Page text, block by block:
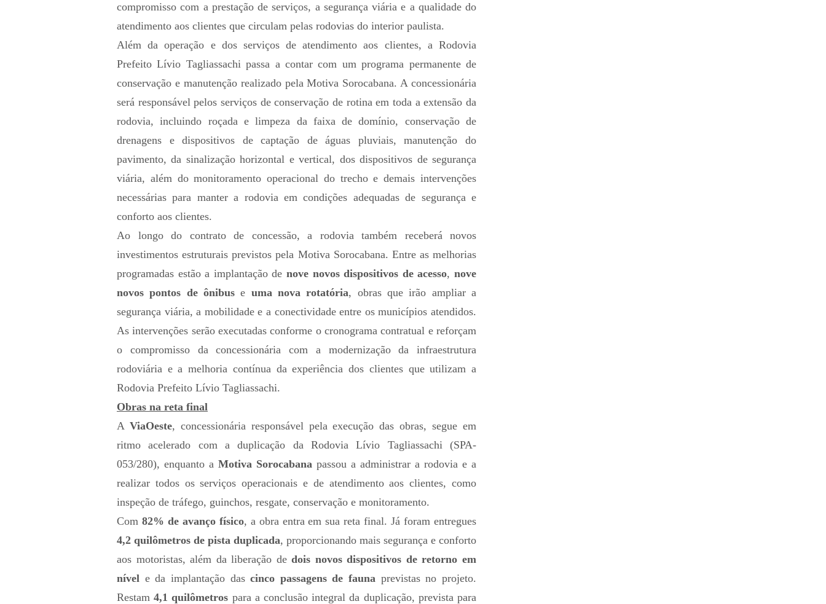
compromisso com a prestação de serviços, a segurança viária e a qualidade do
atendimento aos clientes que circulam pelas rodovias do interior paulista.
Além da operação e dos serviços de atendimento aos clientes, a Rodovia
Prefeito Lívio Tagliassachi passa a contar com um programa permanente de
conservação e manutenção realizado pela Motiva Sorocabana. A concessionária
será responsável pelos serviços de conservação de rotina em toda a extensão da
rodovia, incluindo roçada e limpeza da faixa de domínio, conservação de
drenagens e dispositivos de captação de águas pluviais, manutenção do
pavimento, da sinalização horizontal e vertical, dos dispositivos de segurança
viária, além do monitoramento operacional do trecho e demais intervenções
necessárias para manter a rodovia em condições adequadas de segurança e
conforto aos clientes.
Ao longo do contrato de concessão, a rodovia também receberá novos
investimentos estruturais previstos pela Motiva Sorocabana. Entre as melhorias
programadas estão a implantação de nove novos dispositivos de acesso,nove
novos pontos de ônibus e uma nova rotatória, obras que irão ampliar a
segurança viária, a mobilidade e a conectividade entre os municípios atendidos.
As intervenções serão executadas conforme o cronograma contratual e reforçam
o compromisso da concessionária com a modernização da infraestrutura
rodoviária e a melhoria contínua da experiência dos clientes que utilizam a
Rodovia Prefeito Lívio Tagliassachi.
Obras na reta final
A ViaOeste, concessionária responsável pela execução das obras, segue em
ritmo acelerado com a duplicação da Rodovia Lívio Tagliassachi (SPA-
053/280), enquanto a Motiva Sorocabana passou a administrar a rodovia e a
realizar todos os serviços operacionais e de atendimento aos clientes, como
inspeção de tráfego, guinchos, resgate, conservação e monitoramento.
Com 82% de avanço físico, a obra entra em sua reta final. Já foram entregues
4,2 quilômetros de pista duplicada, proporcionando mais segurança e conforto
aos motoristas, além da liberação dedois novos dispositivos de retorno em
nível e da implantação dascinco passagens de fauna previstas no projeto.
Restam4,1 quilômetros para a conclusão integral da duplicação, prevista para